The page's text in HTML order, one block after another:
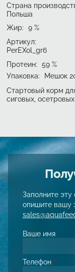
Страна
Польша
Жир: 9 %
Артикул:
PerEXol_gr6
Протеин: 59 %
Упаковка:
Мешок
Стартовый корм
сиговых,
Заполните
опишите вашу
Ваше имя
Телефон *